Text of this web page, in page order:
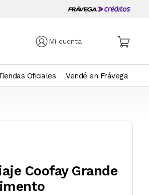
Mi cuenta
Oficiales Vendé en Frávega
Coofay Grande